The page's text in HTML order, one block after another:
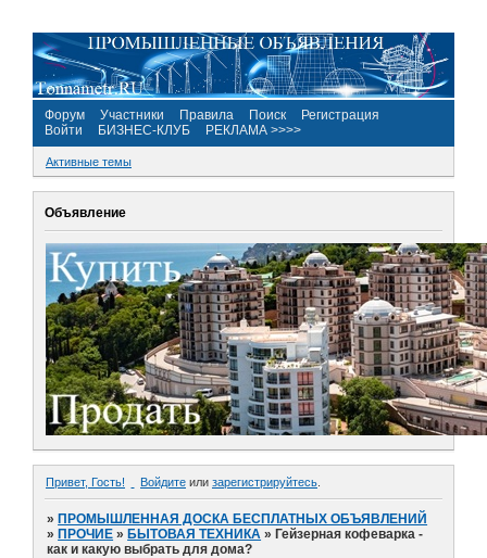
Форум Участники Правила Поиск
Регистрация
Войти
БИЗНЕС-КЛУБ РЕКЛАМА >>>>
Активные темы
Объявление
Привет, Гость! Войдите или зарегистрируйтесь
»ПРОМЫШЛЕННАЯ ДОСКА БЕСПЛАТНЫХ ОБЪЯВЛЕНИЙ
»ПРОЧИЕ »БЫТОВАЯ ТЕХНИКА »Гейзерная кофеварка -
как и какую выбрать для дома?